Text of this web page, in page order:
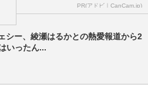
PR(アドビ｜CanCam.jp)
シー、綾瀬はるかとの熱愛報道から2
いったん...